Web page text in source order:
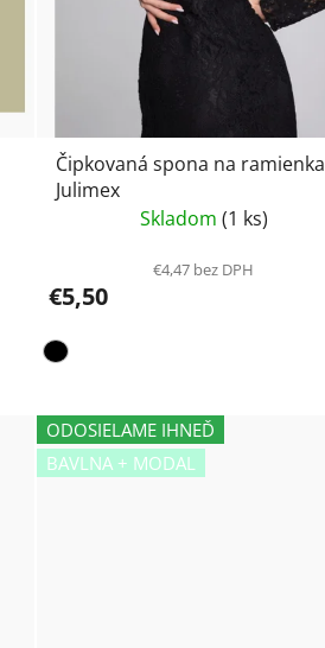
Čipkovaná spona na ramienka
Julimex
Skladom (1 ks)
€4,47 bez DPH
€5,50
ODOSIELAME IHNEĎ
BAVLNA + MODAL